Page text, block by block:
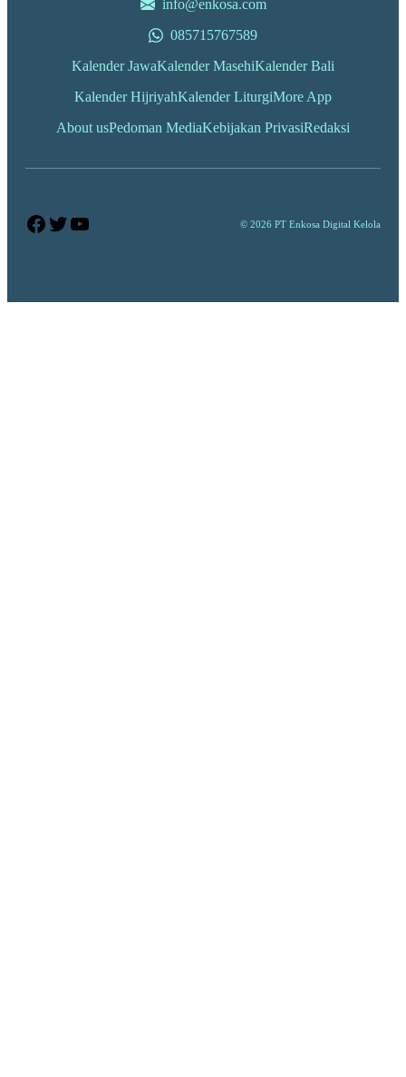
info@enkosa.com
085715767589
Kalender JawaKalender MasehiKalender Bali
Kalender HijriyahKalender LiturgiMore App
About usPedoman MediaKebijakan PrivasiRedaksi
Facebook
Twitter
YouTube © 2026 PT Enkosa Digital Kelola